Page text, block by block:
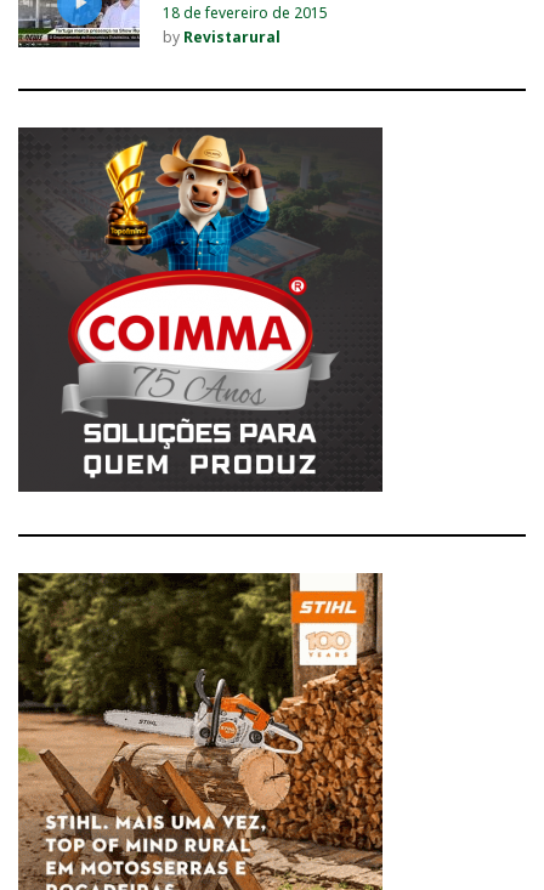
18 de fevereiro de 2015
by Revistarural